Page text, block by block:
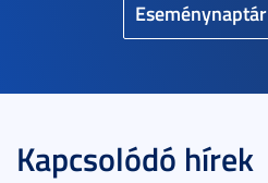
Eseménynaptár
Kapcsolódó hírek